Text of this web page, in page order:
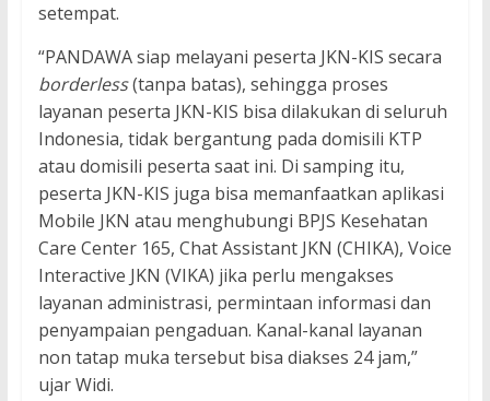
setempat.
“PANDAWA siap melayani peserta JKN-KIS secara
borderless(tanpa batas), sehingga proses
layanan peserta JKN-KIS bisa dilakukan di seluruh
Indonesia, tidak bergantung pada domisili KTP
atau domisili peserta saat ini. Di samping itu,
peserta JKN-KIS juga bisa memanfaatkan aplikasi
Mobile JKN atau menghubungi BPJS Kesehatan
Care Center 165, Chat Assistant JKN (CHIKA), Voice
Interactive JKN (VIKA) jika perlu mengakses
layanan administrasi, permintaan informasi dan
penyampaian pengaduan. Kanal-kanal layanan
non tatap muka tersebut bisa diakses 24 jam,”
ujar Widi.